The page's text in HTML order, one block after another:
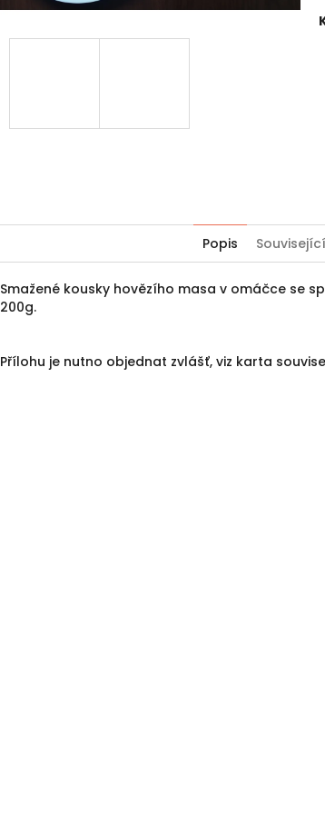
Popis
Smažené kousky hovězího masa v omáčce se
200g.
Přílohu je nutno objednat zvlášť, viz karta